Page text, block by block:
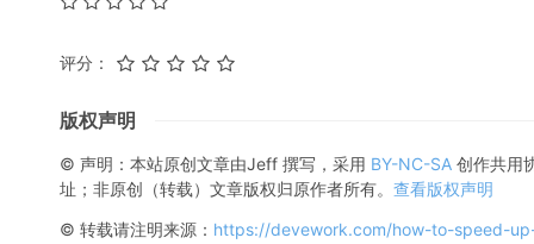
评分：
版权声明
© 声明：本站原创文章由Jeff 撰写，采用 BY-NC-SA 创作共用
址；非原创（转载）文章版权归原作者所有。 查看版权声明
© 转载请注明来源： https://devework.com/how-to-speed-